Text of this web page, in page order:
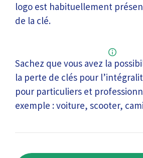
logo est habituellement
de la clé.
Sachez que vous avez la
la perte de clés pour
pour particuliers et
exemple : voiture, scooter,